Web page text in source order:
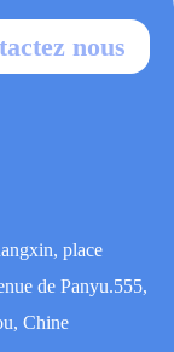
nous
place
de Panyu.555,
Chine